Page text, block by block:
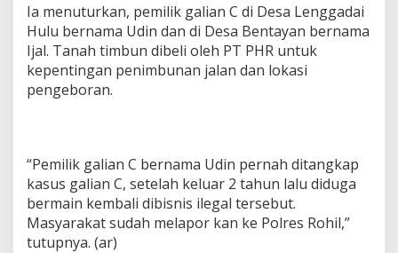
Ia menuturkan, pemilik galian C di Desa Lenggadai
Hulu bernama Udin dan di Desa Bentayan bernama
Ijal. Tanah timbun dibeli oleh PT PHR untuk
kepentingan penimbunan jalan dan lokasi
pengeboran.
“Pemilik galian C bernama Udin pernah ditangkap
kasus galian C, setelah keluar 2 tahun lalu diduga
bermain kembali dibisnis ilegal tersebut.
Masyarakat sudah melapor kan ke Polres Rohil,”
tutupnya. (ar)